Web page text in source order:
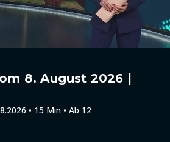
8. August 2026 |
• 15 Min • Ab 12